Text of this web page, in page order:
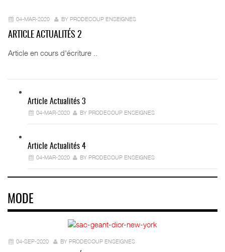
04-MAR-2020 BY PRODECOUP ENSEIGNES
ARTICLE ACTUALITÉS 2
Article en cours d'écriture ..
Article Actualités 3
04-MAR-2020 BY PRODECOUP ENSEIGNES
Article Actualités 4
04-MAR-2020 BY PRODECOUP ENSEIGNES
MODE
04-SEP-2020 BY PRODECOUP ENSEIGNES